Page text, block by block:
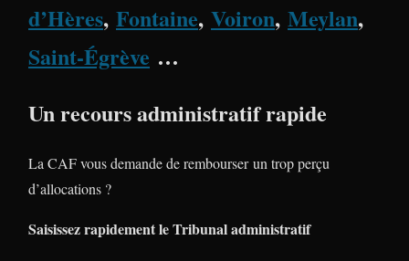
d’Hères, Fontaine, Voiron, Meylan,
Saint-Égrève …
Un recours administratif rapide
La CAF vous demande de rembourser un trop perçu
d’allocations ?
Saisissez rapidement le Tribunal administratif